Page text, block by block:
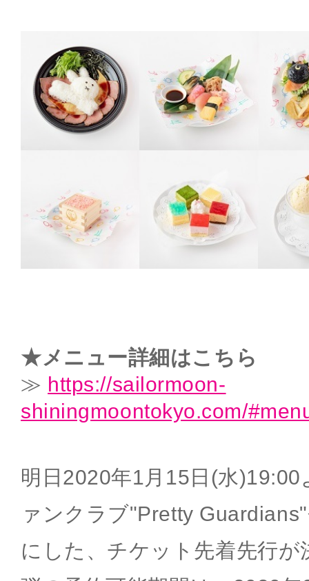
★メニュー詳細はこちら
≫ https://sailormoon-
shiningmoontokyo.com/
明日2020年1月15日(水
ァンクラブ"Pretty
にした、チケット先着先行